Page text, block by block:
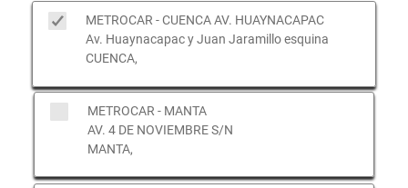
METROCAR - CUENCA AV. HUAYNACAPAC
Av. Huaynacapac y Juan Jaramillo esquina
CUENCA,
METROCAR - MANTA
AV. 4 DE NOVIEMBRE S/N
MANTA,